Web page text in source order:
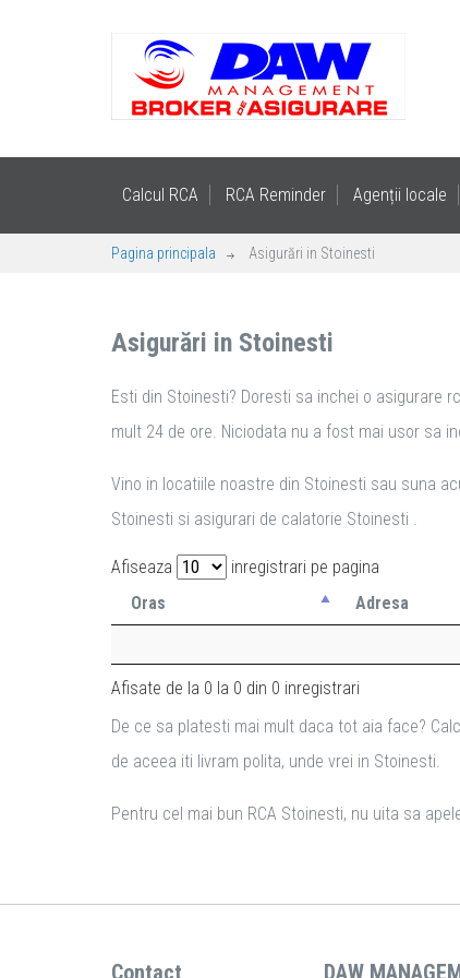
Calcul RCA RCA Reminder Agenții locale
Pagina principala Asigurări in Stoinesti
Asigurări in Stoinesti
Esti din Stoinesti? Doresti sa inchei o asigurare
mult 24 de ore. Niciodata nu a fost mai usor sa
Vino in locatiile noastre din Stoinesti sau suna
Stoinesti si asigurari de calatorie Stoinesti .
Afiseaza inregistrari pe pagina
Oras
Adresa
Afisate de la 0 la 0 din 0 inregistrari
De ce sa platesti mai mult daca tot aia face?
de aceea iti livram polita, unde vrei in Stoinesti.
Pentru cel mai bun RCA Stoinesti, nu uita sa
Contact DAW